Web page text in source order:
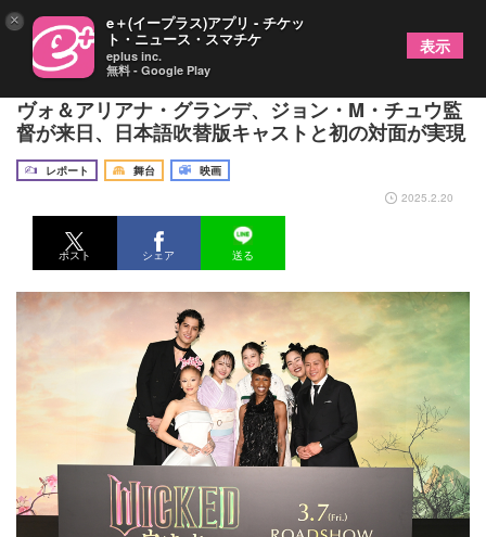
映画『ウィキッド ふたりの魔女』シンシア・エリ
ヴォ＆アリアナ・グランデ、ジョン・M・チュウ監
督が来日、日本語吹替版キャストと初の対面が実現
レポート 舞台
映画
2025.2.20
ポスト シェア 送る
× e＋(イープラス)アプリ - チケッ
ト・ニュース・スマチケ
eplus inc.
無料 - Google Play
表示